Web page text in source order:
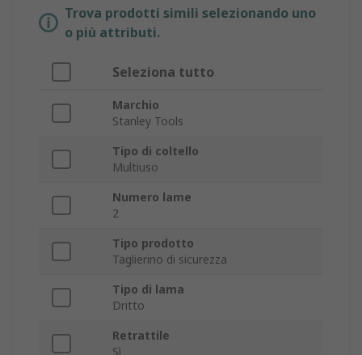
Trova prodotti simili selezionando uno
o più attributi.
Seleziona tutto
Marchio
Stanley Tools
Tipo di coltello
Multiuso
Numero lame
2
Tipo prodotto
Taglierino di sicurezza
Tipo di lama
Dritto
Retrattile
Sì